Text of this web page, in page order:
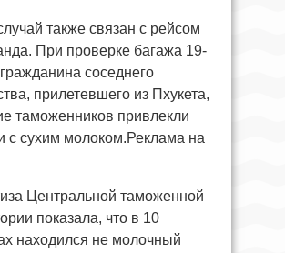
также связан с рейсом
При проверке багажа 19-
соседнего
прилетевшего из Пхукета,
таможенников привлекли
с сухим молоком.Реклама на
Центральной таможенной
показала, что в 10
находился не молочный